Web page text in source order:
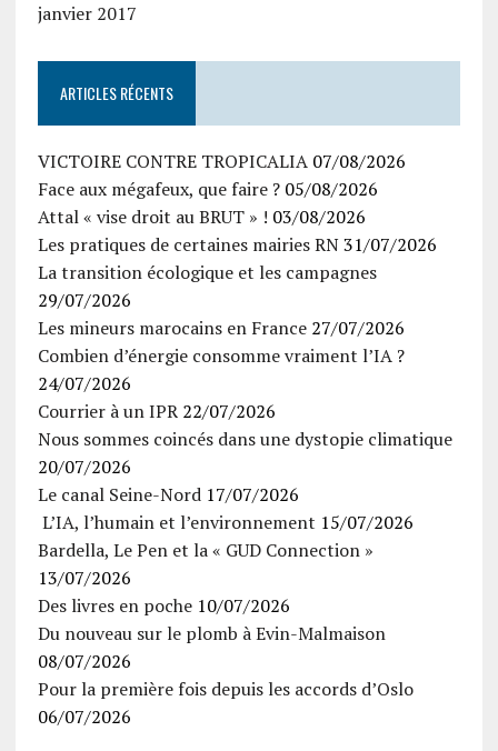
janvier 2017
ARTICLES RÉCENTS
VICTOIRE CONTRE TROPICALIA 07/08/2026
Face aux mégafeux, que faire ? 05/08/2026
Attal « vise droit au BRUT » ! 03/08/2026
Les pratiques de certaines mairies RN 31/07/2026
La transition écologique et les campagnes
29/07/2026
Les mineurs marocains en France 27/07/2026
Combien d’énergie consomme vraiment l’IA ?
24/07/2026
Courrier à un IPR 22/07/2026
Nous sommes coincés dans une dystopie climatique
20/07/2026
Le canal Seine-Nord 17/07/2026
L’IA, l’humain et l’environnement 15/07/2026
Bardella, Le Pen et la « GUD Connection »
13/07/2026
Des livres en poche 10/07/2026
Du nouveau sur le plomb à Evin-Malmaison
08/07/2026
Pour la première fois depuis les accords d’Oslo
06/07/2026